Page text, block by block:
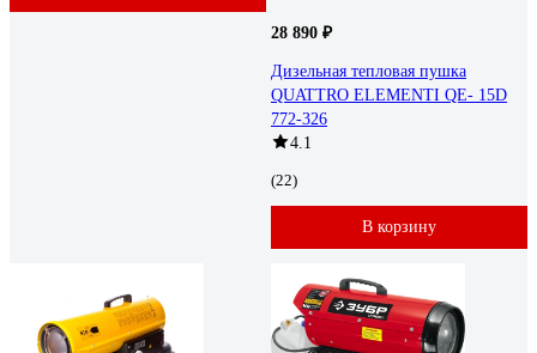
28 890 ₽
Дизельная тепловая пушка
QUATTRO ELEMENTI QE- 15D
772-326
4.1
(22)
В корзину